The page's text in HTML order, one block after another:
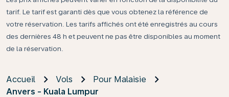
tarif. Le tarif est garanti dès que vous obtenez la référence de
votre réservation. Les tarifs affichés ont été enregistrés au cours
des dernières 48 h et peuvent ne pas être disponibles au moment
de la réservation.
Accueil Vols
Pour Malaisie
Anvers - Kuala Lumpur